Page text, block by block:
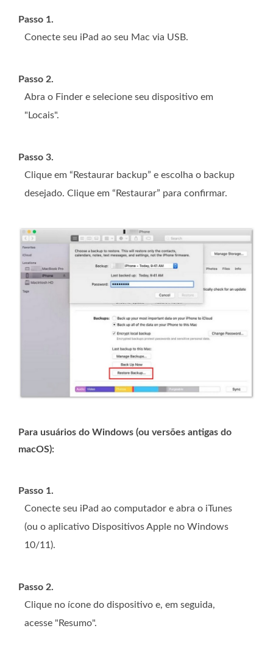
Passo 1.
Conecte seu iPad ao seu Mac via USB.
Passo 2.
Abra o Finder e selecione seu dispositivo em
"Locais".
Passo 3.
Clique em “Restaurar backup” e escolha o backup
desejado. Clique em “Restaurar” para confirmar.
Para usuários do Windows (ou versões antigas do
macOS):
Passo 1.
Conecte seu iPad ao computador e abra o iTunes
(ou o aplicativo Dispositivos Apple no Windows
10/11).
Passo 2.
Clique no ícone do dispositivo e, em seguida,
acesse "Resumo".